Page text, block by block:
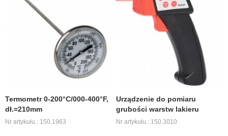
Termometr 0-200°C/000-400°F,
dł.=210mm
Nr artykułu.: 150.1963
Urządzenie do pomiaru
grubości warstw lakieru
Nr artykułu.: 150.3010